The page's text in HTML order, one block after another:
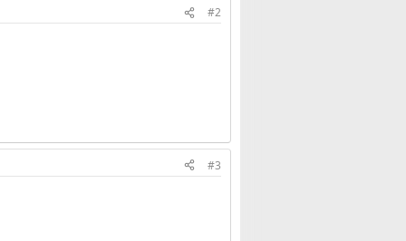
#2
#3